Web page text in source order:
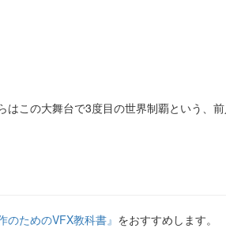
この大舞台で3度目の世界制覇という、前
のためのVFX教科書』 をおすすめします。